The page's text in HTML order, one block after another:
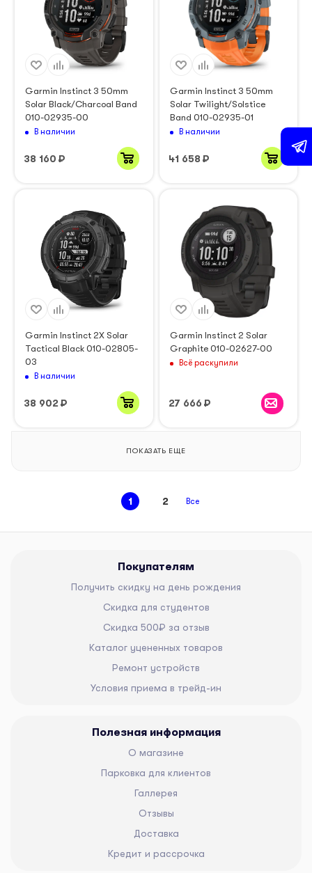
Garmin Instinct 3 50mm
Solar Black/Charcoal Band
010-02935-00
В наличии
38 160 ₽
Garmin Instinct 3 50mm
Solar Twilight/Solstice
Band 010-02935-01
В наличии
41 658 ₽
Garmin Instinct 2X Solar
Tactical Black 010-02805-
03
В наличии
38 902 ₽
Garmin Instinct 2 Solar
Graphite 010-02627-00
Всё раскупили
27 666 ₽
ПОКАЗАТЬ ЕЩЕ
1 2 Все
Покупателям
Получить скидку на день рождения
Скидка для студентов
Скидка 500₽ за отзыв
Каталог уцененных товаров
Ремонт устройств
Условия приема в трейд-ин
Полезная информация
О магазине
Парковка для клиентов
Галлерея
Отзывы
Доставка
Кредит и рассрочка